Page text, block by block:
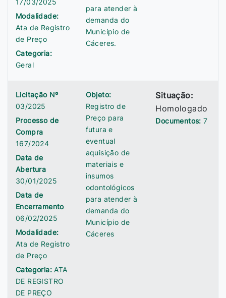
17/03/2025
Modalidade:
Ata de Registro
de Preço
Categoria:
Geral
para atender à
demanda do
Município de
Cáceres.
Licitação Nº
03/2025
Processo de
Compra
167/2024
Data de
Abertura
30/01/2025
Data de
Encerramento
06/02/2025
Modalidade:
Ata de Registro
de Preço
Categoria:ATA
DE REGISTRO
DE PREÇO
Objeto:
Registro de
Preço para
futura e
eventual
aquisição de
materiais e
insumos
odontológicos
para atender à
demanda do
Município de
Cáceres
Situação:
Homologado
Documentos:7